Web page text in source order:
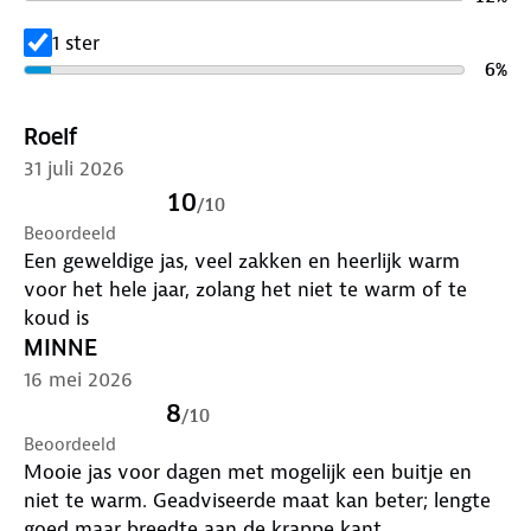
1 ster
6%
Roelf
31 juli 2026
10/10
Beoordeeld
Een geweldige jas, veel zakken en heerlijk warm
voor het hele jaar, zolang het niet te warm of te
koud is
MINNE
16 mei 2026
8/10
Beoordeeld
Mooie jas voor dagen met mogelijk een buitje en
niet te warm. Geadviseerde maat kan beter; lengte